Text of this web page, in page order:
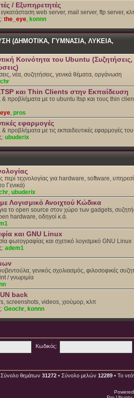
/ Εξυπηρετητές
εγκατάσταση web server, mail server, ftp server,
the_eye konnn
(ΔΗΜΟΤΙΚΑ, ΓΥΜΝΑΣΙΑ, ΛΥΚΕΙΑ,
Κοινότητα του Ubuntu
νέα, συζητήσεις, γενικά θέματα, οργάνωση
και Thin Clients στην Εκπαίδευση
& προβλήματα με το ubuntu ltsp και τους thin
pros
εφαρμογές
& προβλήματα με τις εκπαιδευτικές εφαρμογές
ubuderix
περί τεχνολογίας για hardware, software,
Γενικά)
ubuderix
Λογισμικό Ανοιχτού Κώδικα
για το open source στον χώρο των gadgets,
hardware, οδηγοί κ.ά.
και GNU Linux
φωτογραφίας και σχετικό λογισμικό GNU Linux
adem1
γενικός σχολιασμός, φιλοσοφικές
/ γνωριμία
back
screenshots, videos, χιούμορ, κλπ
Geochr konnn
Κωδικός:
Σύνολο θεμάτων 31272 • Σύνολο μελών 12289 • Το